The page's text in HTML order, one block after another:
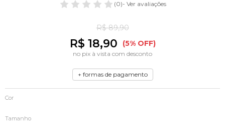
(0)- Ver avaliações
R$ 89,90
R$ 18,90 (5% OFF)
no pix à vista com desconto
+ formas de pagamento
Cor
Tamanho